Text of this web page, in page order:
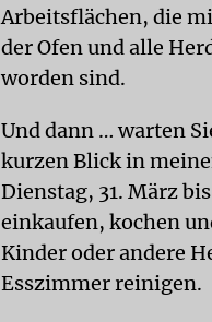
Arbeitsflächen, die
der Ofen und alle
worden sind.
Und dann … warten
kurzen Blick in
Dienstag, 31. März
einkaufen, kochen
Kinder oder andere
Esszimmer reinigen.